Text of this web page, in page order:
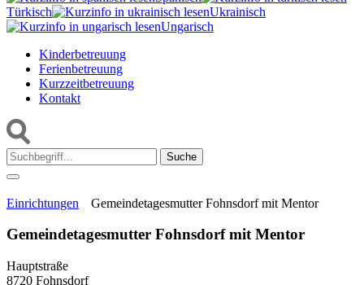
Türkisch
Ukrainisch
Ungarisch
Kinderbetreuung
Ferienbetreuung
Kurzzeitbetreuung
Kontakt
Suche:
Einrichtungen Gemeindetagesmutter Fohnsdorf mit Mentor
Gemeindetagesmutter Fohnsdorf mit Mentor
Hauptstraße
8720 Fohnsdorf